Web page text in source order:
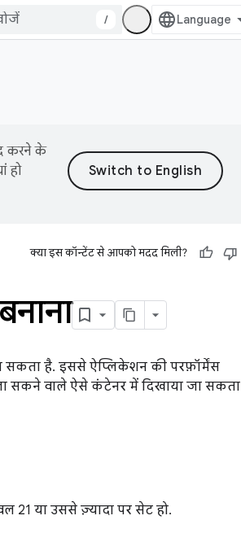
/
करने के
हो
क्या इस कॉन्टेंट से आपको मदद मिली?
सकता है. इससे ऐप्लिकेशन की परफ़ॉर्मेंस
सकने वाले ऐसे कंटेनर में दिखाया जा सकता
या उससे ज़्यादा पर सेट हो.